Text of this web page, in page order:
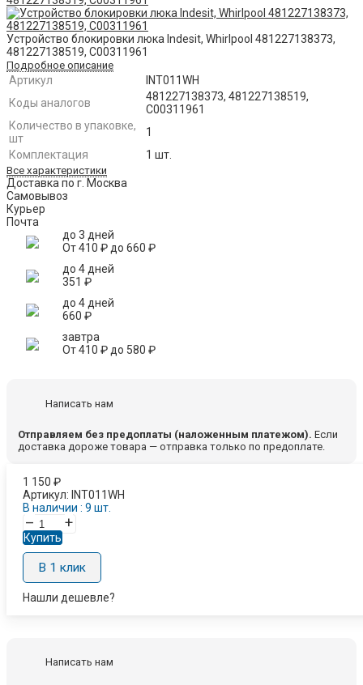
Устройство блокировки люка Indesit, Whirlpool 481227138373,
481227138519, C00311961
Подробное описание
Артикул
INT011WH​
Коды аналогов
481227138373, 481227138519,
C00311961
Количество в упаковке,
шт
1
Комплектация
1 шт.
Все характеристики
Доставка по г. Москва
Самовывоз
Курьер
Почта
до 3 дней
От410 ₽до 660 ₽
до 4 дней
351 ₽
до 4 дней
660 ₽
завтра
От410 ₽до 580 ₽
Написать нам
Отправляем без предоплаты (наложенным платежом). Если
доставка дороже товара — отправка только по предоплате.
1 150 ₽
Артикул: INT011WH
В наличии : 9 шт.
– +
Купить
В 1 клик
Нашли дешевле?
Написать нам